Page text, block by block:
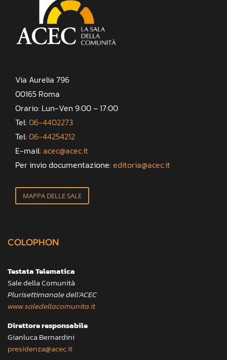
Via Aurelia 796
00165 Roma
Orario: Lun-Ven 9:00 – 17:00
Tel: 06-4402273
Tel: 06-44254212
E-mail: acec@acec.it
Per invio documentazione: editoria@acec.it
MAPPA DELLE SALE
COLOPHON
Testata Telematica
Sale della Comunità
Plurisettimanale dell’ACEC
www.saledellacomunita.it
Direttore responsabile
Gianluca Bernardini
presidenza@acec.it